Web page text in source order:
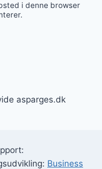
i denne browser
asparges.dk
Business